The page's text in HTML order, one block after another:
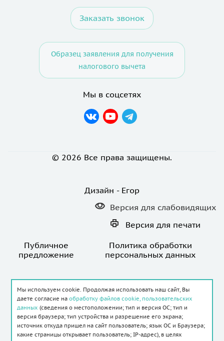
Заказать звонок
Образец заявления для получения
налогового вычета
Мы в соцсетях
© 2026 Все права защищены.
Дизайн - Егор
Версия для слабовидящих
Версия для печати
Публичное
предложение
Политика обработки
персональных данных
Гастроэнтеролог в Хабаровске
Создание и продвижение сайта -
Мы используем cookie. Продолжая использовать наш сайт, Вы
даете согласие наобработку файлов cookie, пользовательских
данных (сведения о местоположении; тип и версия ОС; тип и
версия браузера; тип устройства и разрешение его экрана;
источник откуда пришел на сайт пользователь; язык ОС и Браузера;
какие страницы открывает пользователь; IP-адрес), в целях